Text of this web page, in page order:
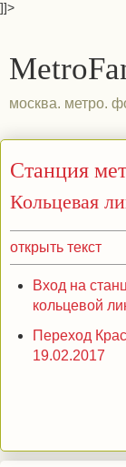
]]>
москва. метро.
Станция
Кольцевая
открыть текст
Вход на
кольцевой
Переход
19.02.2017